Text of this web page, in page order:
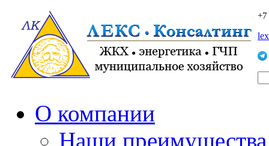
О компании
Наши преимущества